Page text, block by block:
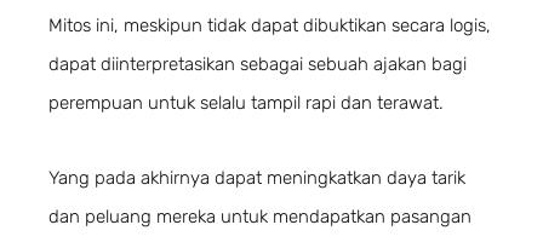
Mitos ini, meskipun tidak dapat dibuktikan secara logis,
dapat diinterpretasikan sebagai sebuah ajakan bagi
perempuan untuk selalu tampil rapi dan terawat.
Yang pada akhirnya dapat meningkatkan daya tarik
dan peluang mereka untuk mendapatkan pasangan